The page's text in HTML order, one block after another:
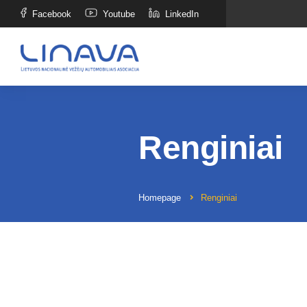
Facebook Youtube LinkedIn
Renginiai
Homepage Renginiai